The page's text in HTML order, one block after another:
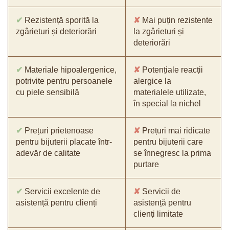
✔ Rezistență sporită la
zgârieturi și deteriorări
✘ Mai puțin rezistente
la zgârieturi și
deteriorări
✔ Materiale hipoalergenice,
potrivite pentru persoanele
cu piele sensibilă
✘ Potențiale reacții
alergice la
materialele utilizate,
în special la nichel
✔ Prețuri prietenoase
pentru bijuterii placate într-
adevăr de calitate
✘ Prețuri mai ridicate
pentru bijuterii care
se înnegresc la prima
purtare
✔ Servicii excelente de
asistență pentru clienți
✘ Servicii de
asistență pentru
clienți limitate